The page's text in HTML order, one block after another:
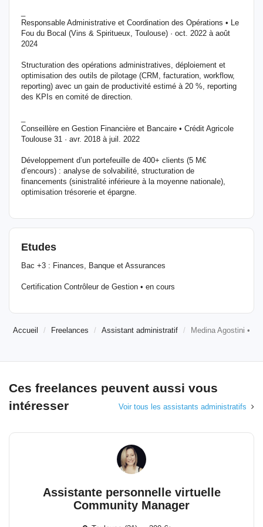
Responsable Administrative et Coordination des Opérations • Le
Fou du Bocal (Vins & Spiritueux, Toulouse) · oct. 2022 à août
2024
Structuration des opérations administratives, déploiement et
optimisation des outils de pilotage (CRM, facturation, workflow,
reporting) avec un gain de productivité estimé à 20 %, reporting
des KPIs en comité de direction.
Conseillère en Gestion Financière et Bancaire • Crédit Agricole
Toulouse 31 · avr. 2018 à juil. 2022
Développement d’un portefeuille de 400+ clients (5 M€
d’encours) : analyse de solvabilité, structuration de
financements (sinistralité inférieure à la moyenne nationale),
optimisation trésorerie et épargne.
Etudes
Bac +3 : Finances, Banque et Assurances
Certification Contrôleur de Gestion • en cours
Accueil Freelances Assistant administratif Medina Agostini •
Ces freelances peuvent aussi vous
intéresser
Voir tous les assistants administratifs
Assistante personnelle virtuelle
Community Manager